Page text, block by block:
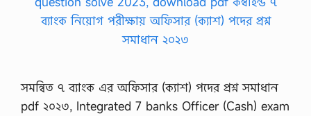
সমন্বিত ৭ ব্যাংক এর অফিসার (ক্যাশ) পদের প্রশ্ন সমাধান
pdf ২০২৩, Integrated 7 banks Officer (Cash) exam